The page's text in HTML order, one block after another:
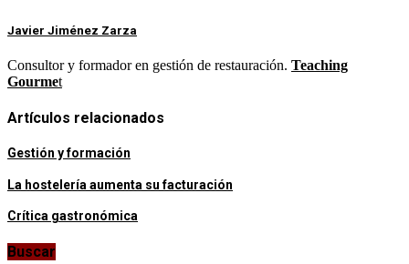
Javier Jiménez Zarza
Consultor y formador en gestión de restauración. Teaching
Gourmet
Artículos relacionados
Gestión y formación
La hostelería aumenta su facturación
Crítica gastronómica
Buscar